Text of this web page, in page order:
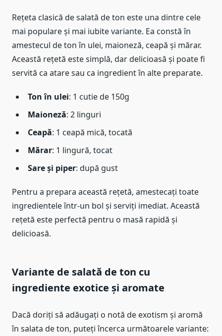
Rețeta clasică de salată de ton este una dintre cele
mai populare și mai iubite variante. Ea constă în
amestecul de ton în ulei, maioneză, ceapă și mărar.
Această rețetă este simplă, dar delicioasă și poate fi
servită ca atare sau ca ingredient în alte preparate.
Ton în ulei: 1 cutie de 150g
Maioneză: 2 linguri
Ceapă: 1 ceapă mică, tocată
Mărar: 1 lingură, tocat
Sare și piper: după gust
Pentru a prepara această rețetă, amestecați toate
ingredientele într-un bol și serviți imediat. Această
rețetă este perfectă pentru o masă rapidă și
delicioasă.
Variante de salată de ton cu
ingrediente exotice și aromate
Dacă doriți să adăugați o notă de exotism și aromă
în salata de ton, puteți încerca următoarele variante: